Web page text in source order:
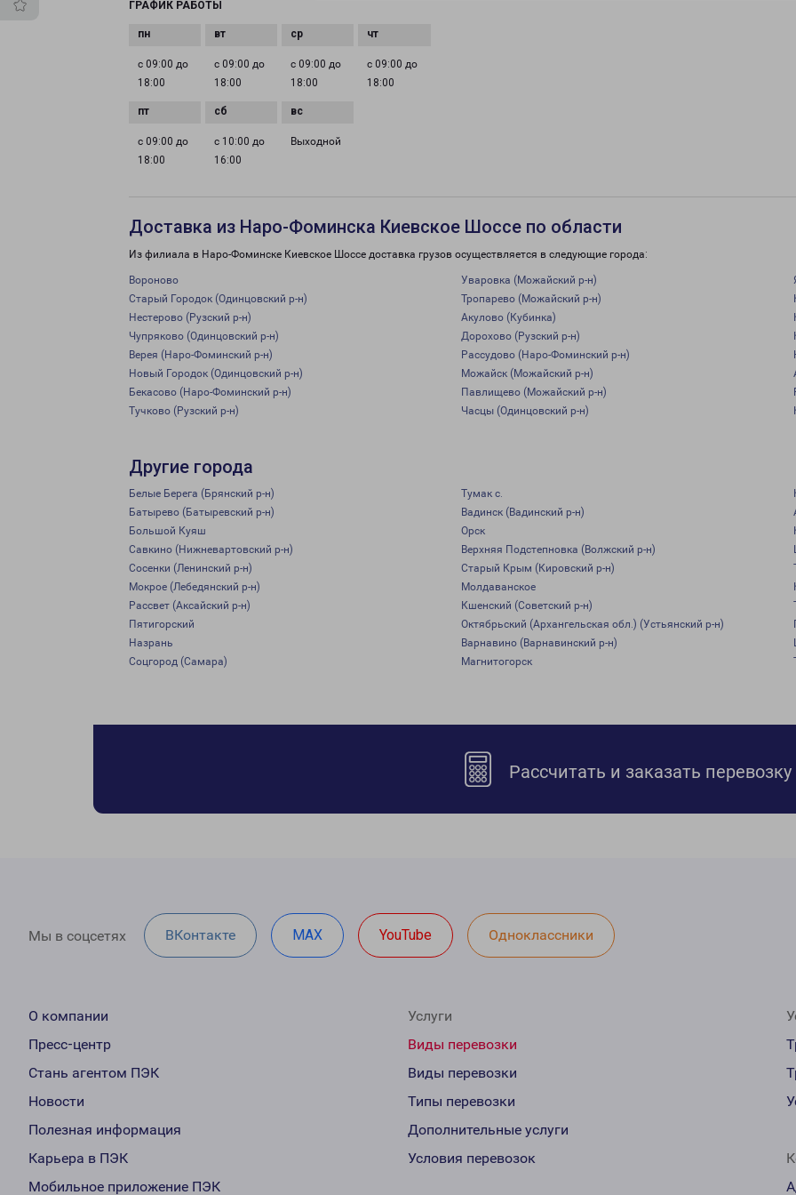
ГРАФИК РАБОТЫ
с 09:00 до
18:00
с 09:00 до
18:00
с 09:00 до
18:00
с 09:00 до
18:00
с 09:00 до
18:00
с 10:00 до
16:00
Выходной
Доставка из Наро-Фоминска Киевское Шоссе по области
Из филиала в Наро-Фоминске Киевское Шоссе доставка грузов осуществляется в следующие города:
Вороново Уваровка (Можайский р-н)
Старый Городок (Одинцовский р-н)
Тропарево (Можайский р-н)
Нестерово (Рузский р-н)
Акулово (Кубинка)
Чупряково (Одинцовский р-н)
Дорохово (Рузский р-н)
Верея (Наро-Фоминский р-н)
Рассудово (Наро-Фоминский р-н)
Новый Городок (Одинцовский р-н)
Можайск (Можайский р-н)
Бекасово (Наро-Фоминский р-н)
Павлищево (Можайский р-н)
Тучково (Рузский р-н)
Часцы (Одинцовский р-н)
Другие города
Белые Берега (Брянский р-н) Тумак с.
Батырево (Батыревский р-н)
Вадинск (Вадинский р-н)
Большой Куяш
Орск
Савкино (Нижневартовский р-н)
Верхняя Подстепновка (Волжский р-н)
Сосенки (Ленинский р-н)
Старый Крым (Кировский р-н)
Мокрое (Лебедянский р-н)
Молдаванское
Рассвет (Аксайский р-н)
Кшенский (Советский р-н)
Пятигорский
Октябрьский (Архангельская обл.) (Устьянский р-н)
Назрань
Варнавино (Варнавинский р-н)
Соцгород (Самара)
Магнитогорск
Рассчитать и заказать перевозку
Мы в соцсетях ВКонтакте MAX YouTube Одноклассники
О компании
Пресс-центр
Стань агентом ПЭК
Новости
Полезная информация
Карьера в ПЭК
Мобильное приложение ПЭК
Услуги
Виды перевозки
Виды перевозки
Типы перевозки
Дополнительные услуги
Условия перевозок